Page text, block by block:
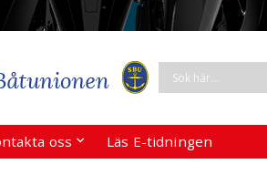
oss Läs E-tidningen